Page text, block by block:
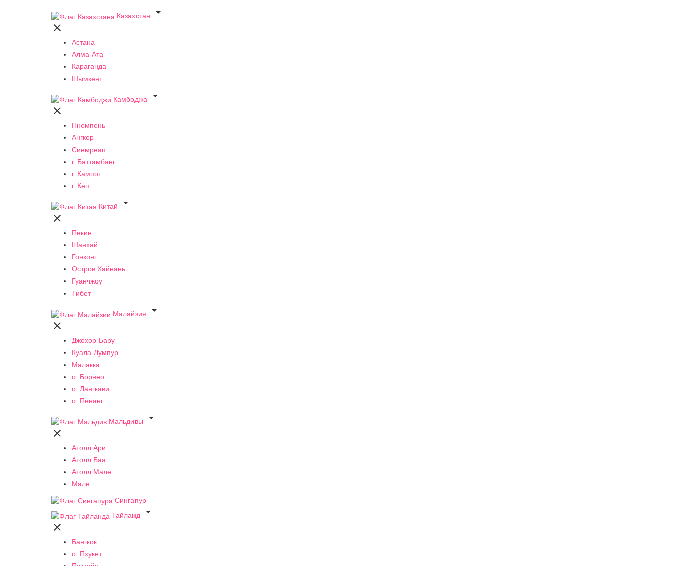
Казахстан


Астана
Алма-Ата
Караганда
Шымкент
Камбоджа


Пномпень
Ангкор
Сиемреап
г. Баттамбанг
г. Кампот
г. Кеп
Китай


Пекин
Шанхай
Гонконг
Остров Хайнань
Гуанчжоу
Тибет
Малайзия


Джохор-Бару
Куала-Лумпур
Малакка
о. Борнео
о. Лангкави
о. Пенанг
Мальдивы


Атолл Ари
Атолл Баа
Атолл Мале
Мале
Сингапур
Тайланд


Бангкок
о. Пхукет